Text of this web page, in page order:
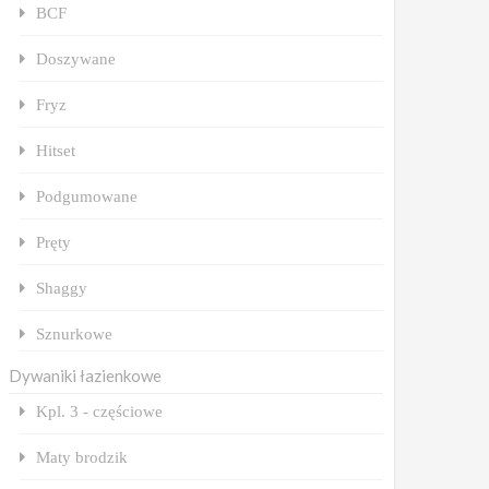
BCF
Doszywane
Fryz
Hitset
Podgumowane
Pręty
Shaggy
Sznurkowe
Dywaniki łazienkowe
Kpl. 3 - częściowe
Maty brodzik